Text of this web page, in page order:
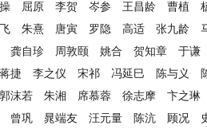
屈原 李贺 岑参 王昌龄 曹植
朱熹 唐寅 罗隐 高适 张九龄
龚自珍 周敦颐 姚合 贺知章 于谦
蒋捷 李之仪 宋祁 冯延巳 陈与义
郭沫若 朱湘 席慕蓉 徐志摩 卞之琳
曾巩 晁端友 汪元量 陈沆 顾况